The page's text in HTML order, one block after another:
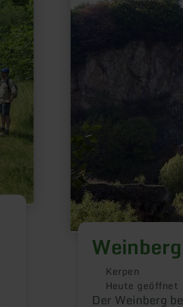
Kerpen
Heute geöffnet
Der Weinberg
zu: